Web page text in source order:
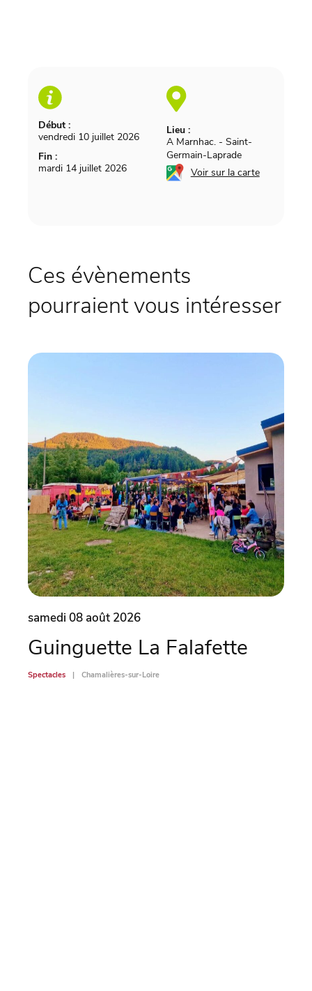
Début :
vendredi 10 juillet 2026
Fin :
mardi 14 juillet 2026
Lieu :
A Marnhac. - Saint-
Germain-Laprade
Voir sur la carte
Ces évènements
pourraient vous intéresser
samedi 08 août 2026
Guinguette La Falafette
Spectacles Chamalières-sur-Loire